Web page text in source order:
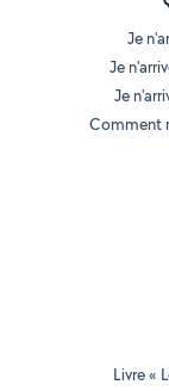
Je
Je
Je
Comment
Livre «